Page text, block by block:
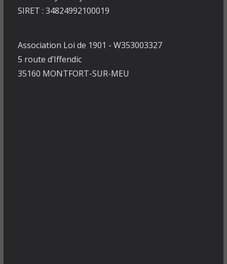
SIRET : 34824992100019
Association Loi de 1901 - W353003327
5 route d’Iffendic
35160 MONTFORT-SUR-MEU